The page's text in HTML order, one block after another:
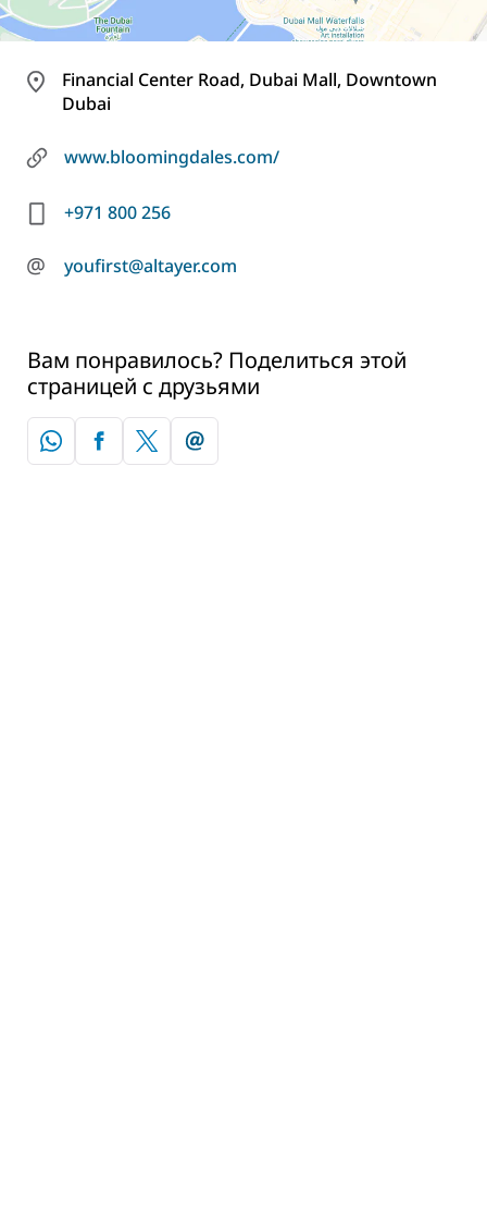
Financial Center Road, Dubai Mall, Downtown
Dubai
www.bloomingdales.com/
+971 800 256
@ youfirst@altayer.com
Вам понравилось? Поделиться этой
страницей с друзьями